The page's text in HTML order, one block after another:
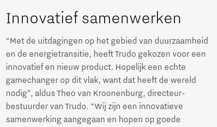
Innovatief samenwerken
“Met de uitdagingen op het gebied van duurzaamheid
en de energietransitie, heeft Trudo gekozen voor een
innovatief en nieuw product. Hopelijk een echte
gamechanger op dit vlak, want dat heeft de wereld
nodig”, aldus Theo van Kroonenburg, directeur-
bestuurder van Trudo. “Wij zijn een innovatieve
samenwerking aangegaan en hopen op goede